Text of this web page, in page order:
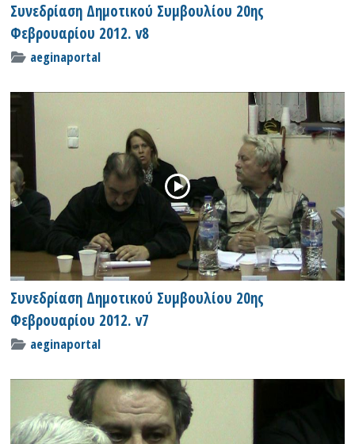
Συνεδρίαση Δημοτικού Συμβουλίου 20ης
Φεβρουαρίου 2012. v8
aeginaportal
Συνεδρίαση Δημοτικού Συμβουλίου 20ης
Φεβρουαρίου 2012. v7
aeginaportal